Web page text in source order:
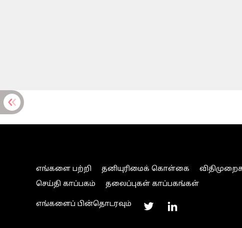
எங்களை பற்றி தனியுரிமைக் கொள்கை
செய்தி காப்பகம்
தலைப்புகள் காப்பகங்கள்
எங்களைப் பின்தொடரவும்